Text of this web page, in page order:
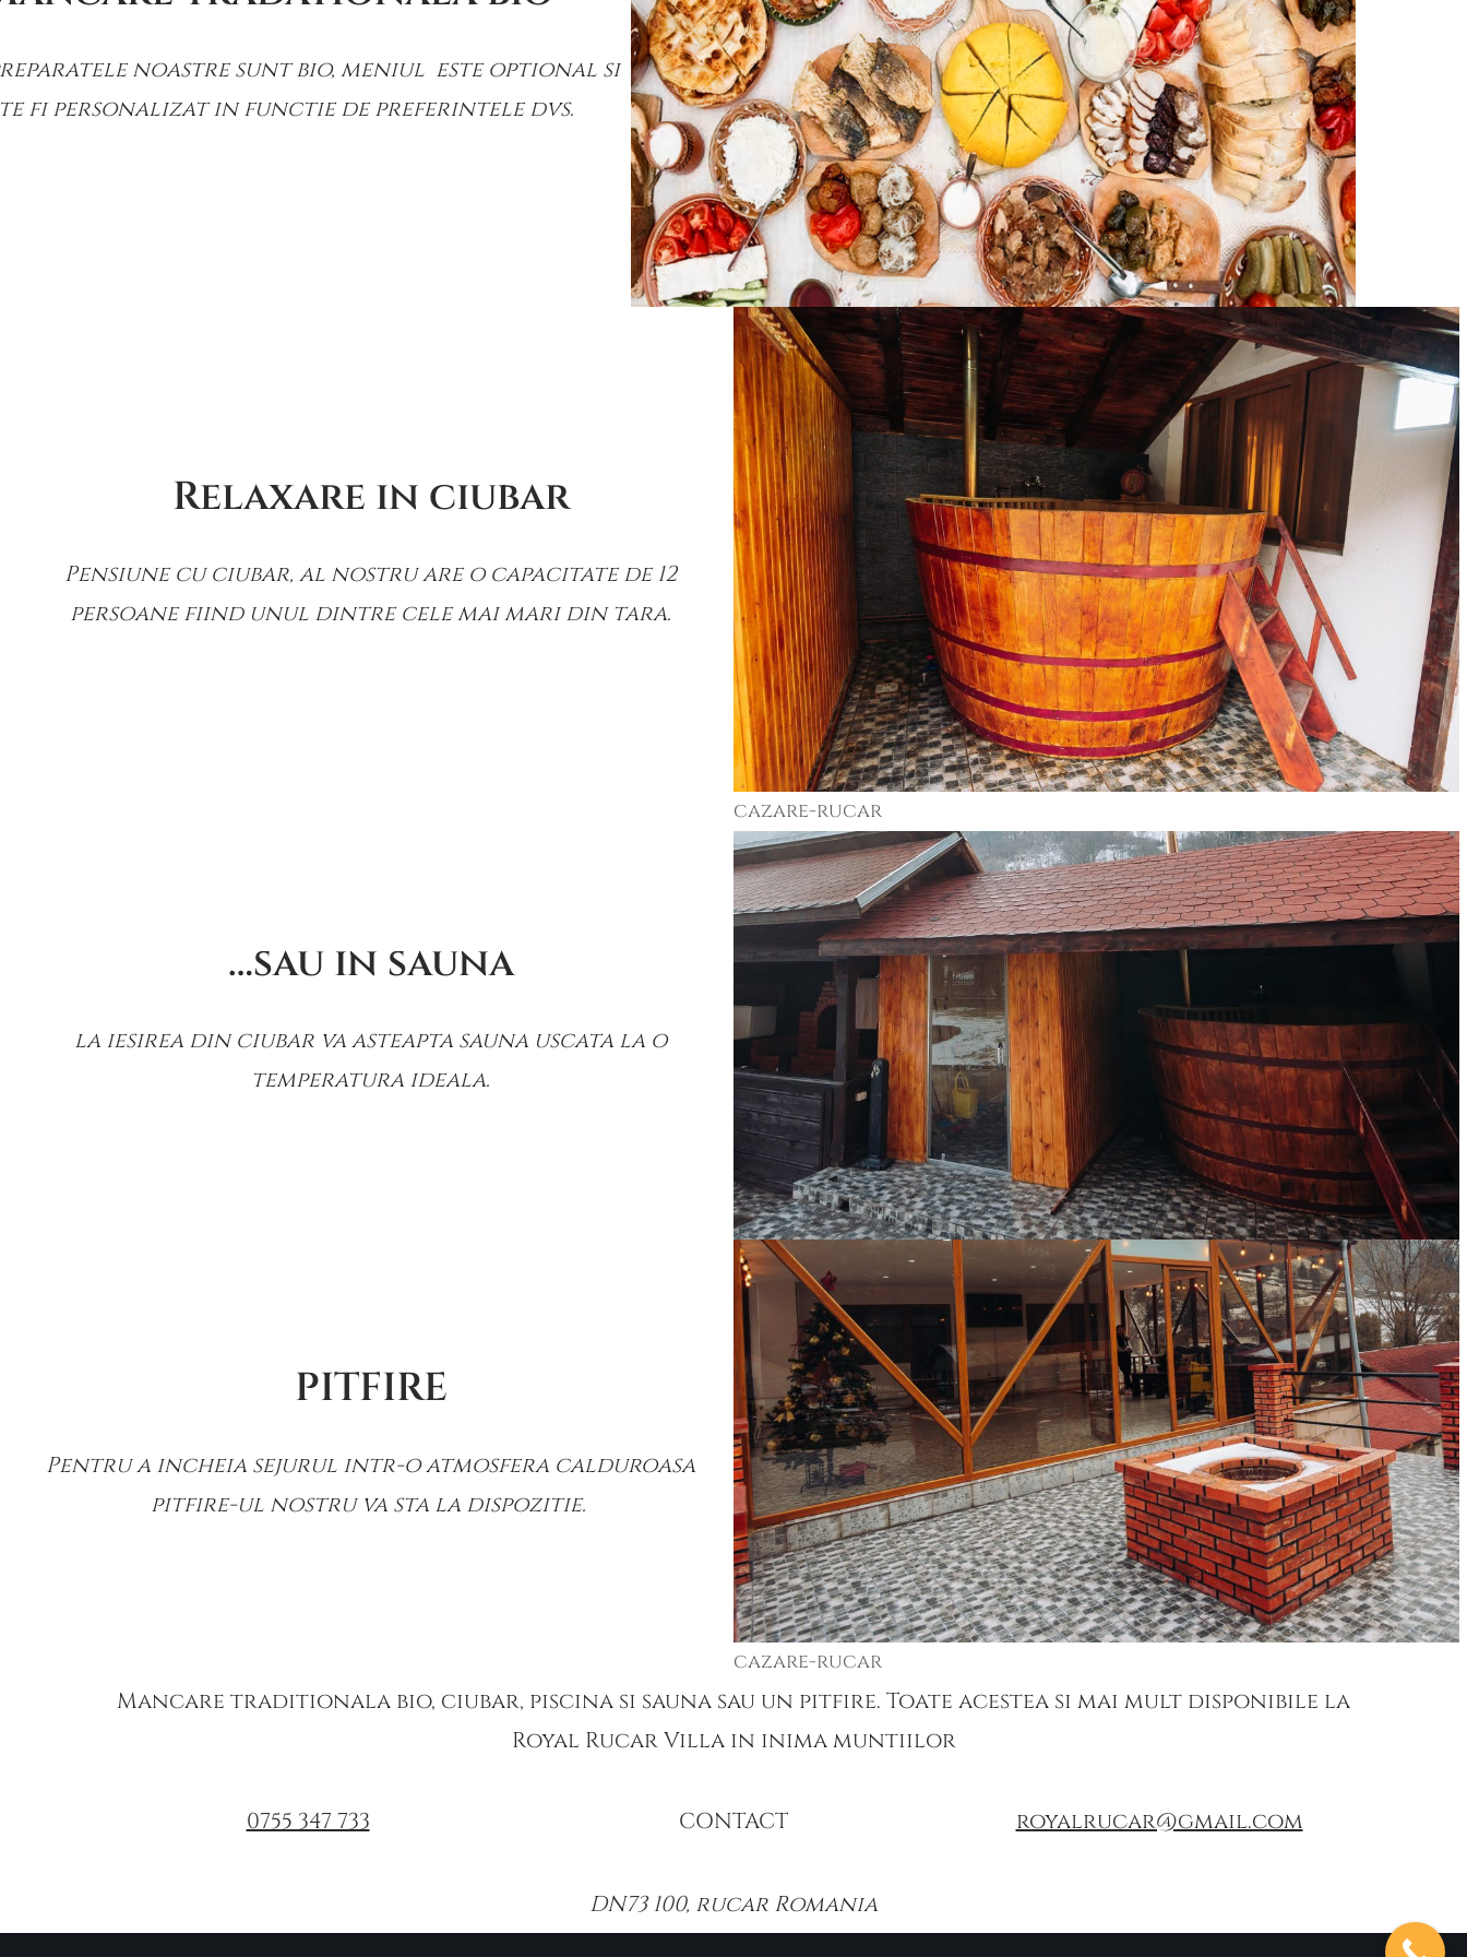
noastre sunt bio, meniul este optional si
fi personalizat in functie de preferintele dvs.
Relaxare in ciubar
Pensiune cu ciubar, al nostru are o capacitate de 12
persoane fiind unul dintre cele mai mari din tara.
cazare-rucar
…sau in sauna
la iesirea din ciubar va asteapta sauna uscata la o
temperatura ideala.
PITFIRE
Pentru a incheia sejurul intr-o atmosfera calduroasa
pitfire-ul nostru va sta la dispozitie.
cazare-rucar
Mancare traditionala bio, ciubar, piscina si sauna sau un pitfire. Toate acestea si mai mult disponibile la
Royal Rucar Villa in inima muntiilor
0755 347 733 CONTACT
DN73 100, rucar Romania
royalrucar@gmail.com